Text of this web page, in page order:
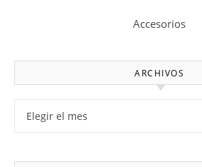
Accesorios
ARCHIVOS